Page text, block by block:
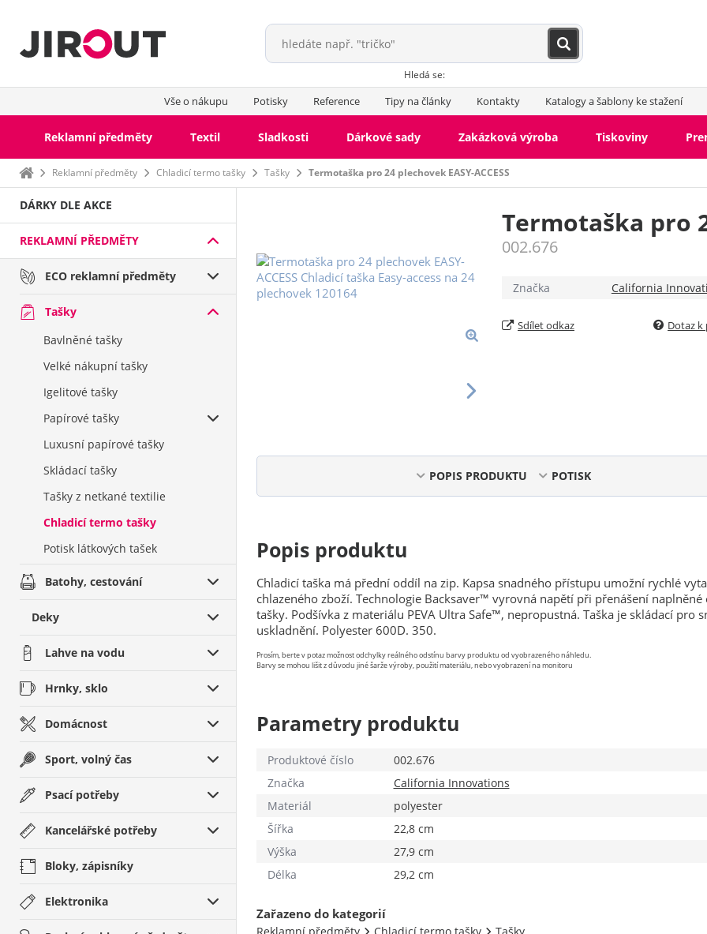
Hledá se:
Vše o nákupu Potisky Reference Tipy na články Kontakty Katalogy a šablony ke stažení
Reklamní předměty Textil Sladkosti Dárkové sady Zakázková výroba Tiskoviny
Domů Reklamní předměty Chladicí termo tašky Tašky Termotaška pro 24 plechovek EASY-ACCESS
DÁRKY DLE AKCE
REKLAMNÍ PŘEDMĚTY
ECO reklamní předměty
Tašky
Bavlněné tašky
Velké nákupní tašky
Igelitové tašky
Papírové tašky
Luxusní papírové tašky
Skládací tašky
Tašky z netkané textilie
Chladicí termo tašky
Potisk látkových tašek
Batohy, cestování
Deky
Lahve na vodu
Hrnky, sklo
Domácnost
Sport, volný čas
Psací potřeby
Kancelářské potřeby
Bloky, zápisníky
Elektronika
Termotaška pro
002.676
Značka California
Sdílet odkaz Dotaz
POPIS PRODUKTU POTISK
Popis produktu
Chladicí taška má přední oddíl na zip. Kapsa snadného přístupu umožní rychlé
chlazeného zboží. Technologie Backsaver™ vyrovná napětí při přenášení naplněné
tašky. Podšívka z materiálu PEVA Ultra Safe™, nepropustná. Taška je skládací pro
uskladnění. Polyester 600D. 350.
Prosím, berte v potaz možnost odchylky reálného odstínu barvy produktu od vyobrazeného náhledu.
Barvy se mohou lišit z důvodu jiné šarže výroby, použití materiálu, nebo vyobrazení na monitoru
Parametry produktu
Produktové číslo
002.676
Značka
California Innovations
Materiál
polyester
Šířka
22,8 cm
Výška
27,9 cm
Délka
29,2 cm
Zařazeno do kategorií